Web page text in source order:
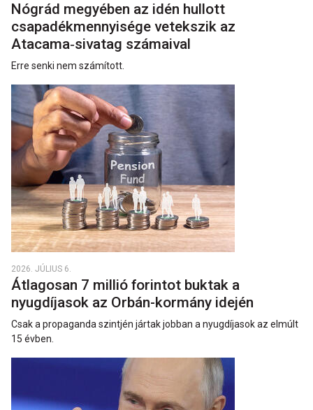
Nógrád megyében az idén hullott
csapadékmennyisége vetekszik az
Atacama‑sivatag számaival
Erre senki nem számított.
2026. JÚLIUS 6.
Átlagosan 7 millió forintot buktak a
nyugdíjasok az Orbán-kormány idején
Csak a propaganda szintjén jártak jobban a nyugdíjasok az elmúlt
15 évben.